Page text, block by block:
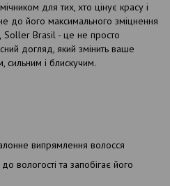
для тих, хто цінує красу і
до його максимального зміцнення
Soller Brasil - це не просто
догляд, який змінить ваше
сильним і блискучим.
випрямлення волосся
вологості та запобігає його